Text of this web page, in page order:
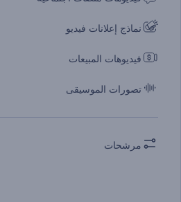
نماذج إعلانات فيديو
فيديوهات المبيعات
تصورات الموسيقى
مرشحات